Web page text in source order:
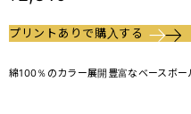
プリントありで購入する
綿100％のカラー展開豊富なベースボー